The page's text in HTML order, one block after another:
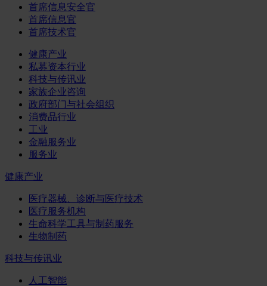
首席信息安全官
首席信息官
首席技术官
健康产业
私募资本行业
科技与传讯业
家族企业咨询
政府部门与社会组织
消费品行业
工业
金融服务业
服务业
健康产业
医疗器械、诊断与医疗技术
医疗服务机构
生命科学工具与制药服务
生物制药
科技与传讯业
人工智能